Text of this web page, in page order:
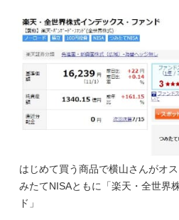
はじめて買う商品で横山さんがオ
みたてNISAともに「楽天・全世界
ド」